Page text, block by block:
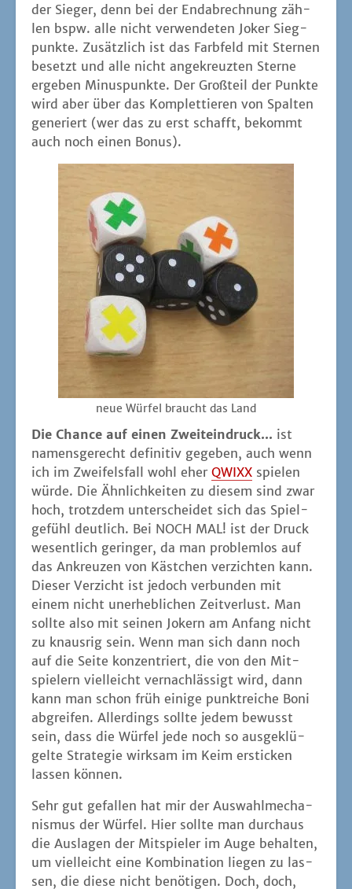
der Sie­ger, denn bei der End­ab­rech­nung zäh­
len bspw. alle nicht ver­wen­de­ten Joker Sieg­
punk­te. Zusätz­lich ist das Farb­feld mit Ster­nen
besetzt und alle nicht ange­kreuz­ten Ster­ne
erge­ben Minus­punk­te. Der Groß­teil der Punk­te
wird aber über das Kom­plet­tie­ren von Spal­ten
gene­riert (wer das zu erst schafft, bekommt
auch noch einen Bonus).
neue Wür­fel braucht das Land
Die Chan­ce auf einen Zweit­ein­druck... ist
namens­ge­recht defi­ni­tiv gege­ben, auch wenn
ich im Zwei­fels­fall wohl eher QWIXX spie­len
wür­de. Die Ähn­lich­kei­ten zu die­sem sind zwar
hoch, trotz­dem unter­schei­det sich das Spiel­
ge­fühl deut­lich. Bei NOCH MAL! ist der Druck
wesent­lich gerin­ger, da man pro­blem­los auf
das Ankreu­zen von Käst­chen ver­zich­ten kann.
Die­ser Ver­zicht ist jedoch ver­bun­den mit
einem nicht uner­heb­li­chen Zeit­ver­lust. Man
soll­te also mit sei­nen Jokern am Anfang nicht
zu knaus­rig sein. Wenn man sich dann noch
auf die Sei­te kon­zen­triert, die von den Mit­
spie­lern viel­leicht ver­nach­läs­sigt wird, dann
kann man schon früh eini­ge punkt­rei­che Boni
abgrei­fen. Aller­dings soll­te jedem bewusst
sein, dass die Wür­fel jede noch so aus­ge­klü­
gel­te Stra­te­gie wirk­sam im Keim ersti­cken
las­sen können.
Sehr gut gefal­len hat mir der Aus­wahl­me­cha­
nis­mus der Wür­fel. Hier soll­te man durch­aus
die Aus­la­gen der Mit­spie­ler im Auge behal­ten,
um viel­leicht eine Kom­bi­na­ti­on lie­gen zu las­
sen, die die­se nicht benö­ti­gen. Doch, doch,